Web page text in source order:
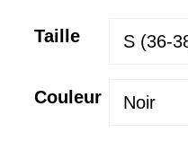
Taille
Couleur